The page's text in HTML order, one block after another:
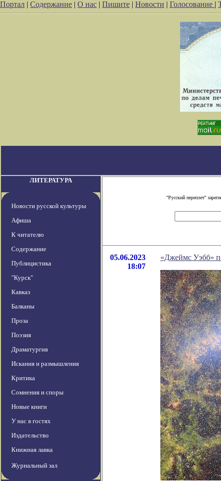
Портал | Содержание | О нас | Пишите | Новости | Голосование |
ЛИТЕРАТУРА
Новости русской культуры
Афиша
К читателю
Содержание
Публицистика
"Курск"
Кавказ
Балканы
Проза
Поэзия
Драматургия
Искания и размышления
Критика
Сомнения и споры
Новые книги
У нас в гостях
Издательство
Книжная лавка
Журнальный зал
"Русский переплет"
05.06.2023
18:07
«Джеймс Уэбб»